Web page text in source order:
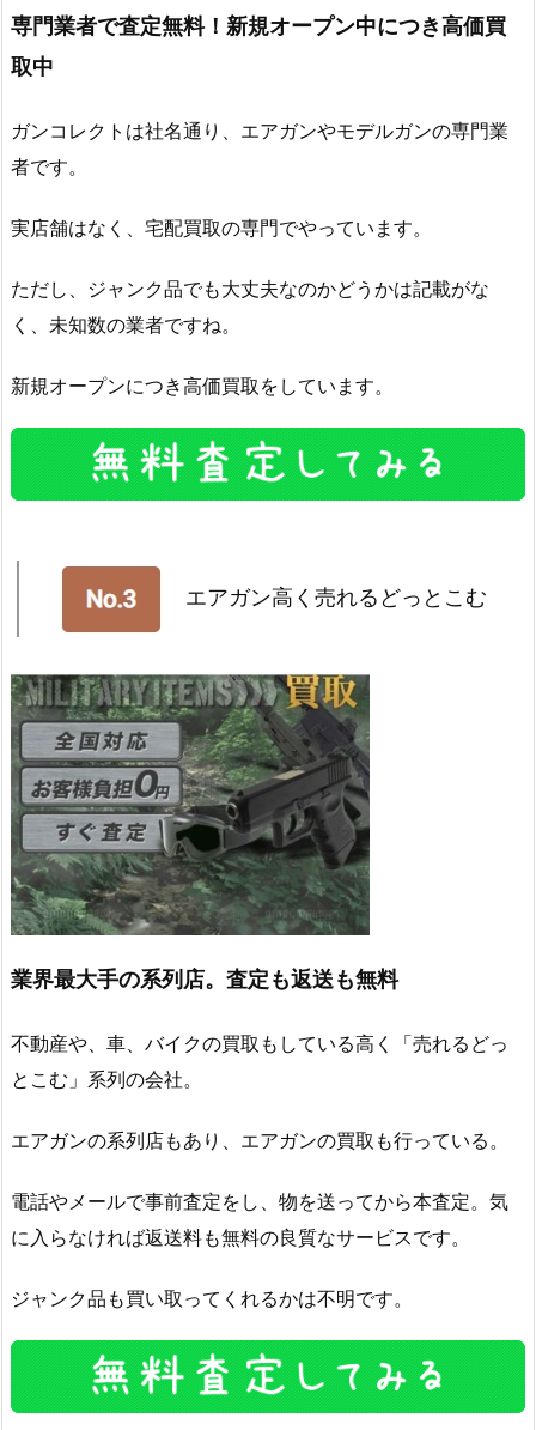
専門業者で査定無料！新規オープン中につき高価買
取中
ガンコレクトは社名通り、エアガンやモデルガンの専門業
者です。
実店舗はなく、宅配買取の専門でやっています。
ただし、ジャンク品でも大丈夫なのかどうかは記載がな
く、未知数の業者ですね。
新規オープンにつき高価買取をしています。
エアガン高く売れるどっとこむ
業界最大手の系列店。査定も返送も無料
不動産や、車、バイクの買取もしている高く「売れるどっ
とこむ」系列の会社。
エアガンの系列店もあり、エアガンの買取も行っている。
電話やメールで事前査定をし、物を送ってから本査定。気
に入らなければ返送料も無料の良質なサービスです。
ジャンク品も買い取ってくれるかは不明です。